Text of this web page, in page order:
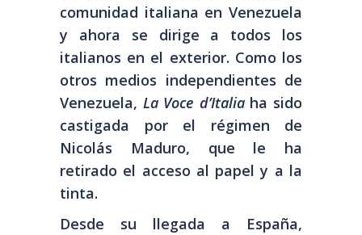
comunidad italiana en Venezuela
y ahora se dirige a todos los
italianos en el exterior. Como los
otros medios independientes de
Venezuela, La Voce d’Italiaha sido
castigada por el régimen de
Nicolás Maduro, que le ha
retirado el acceso al papel y a la
tinta.
Desde su llegada a España,